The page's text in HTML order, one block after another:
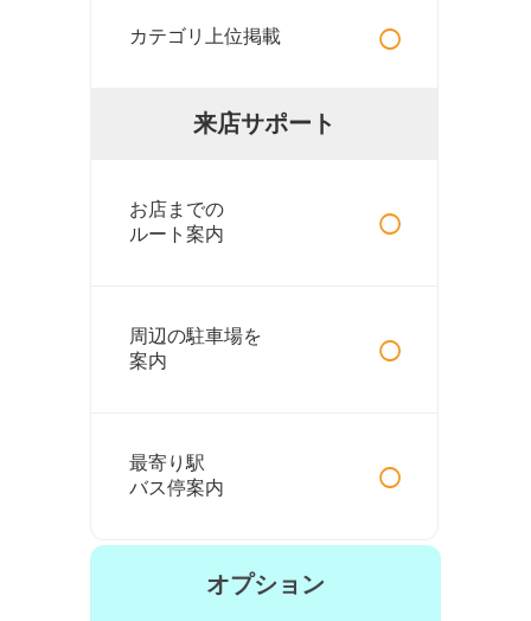
カテゴリ上位掲載 ○
来店サポート
お店までの
ルート案内
○
周辺の駐車場を
案内
○
最寄り駅
バス停案内
○
オプション